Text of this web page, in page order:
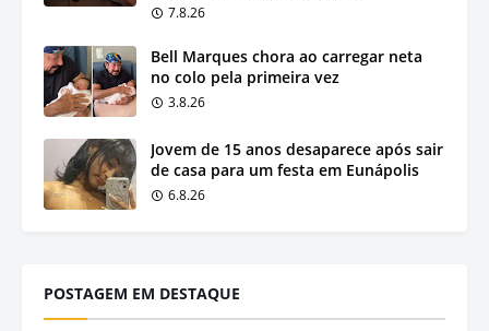
7.8.26
Bell Marques chora ao carregar neta
no colo pela primeira vez
3.8.26
Jovem de 15 anos desaparece após sair
de casa para um festa em Eunápolis
6.8.26
POSTAGEM EM DESTAQUE